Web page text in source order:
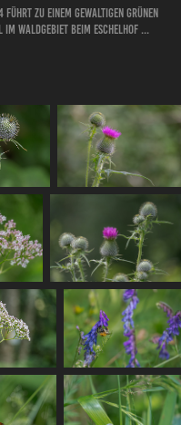
führt zu einem gewaltigen grünen
Waldgebiet beim Eschelhof ...